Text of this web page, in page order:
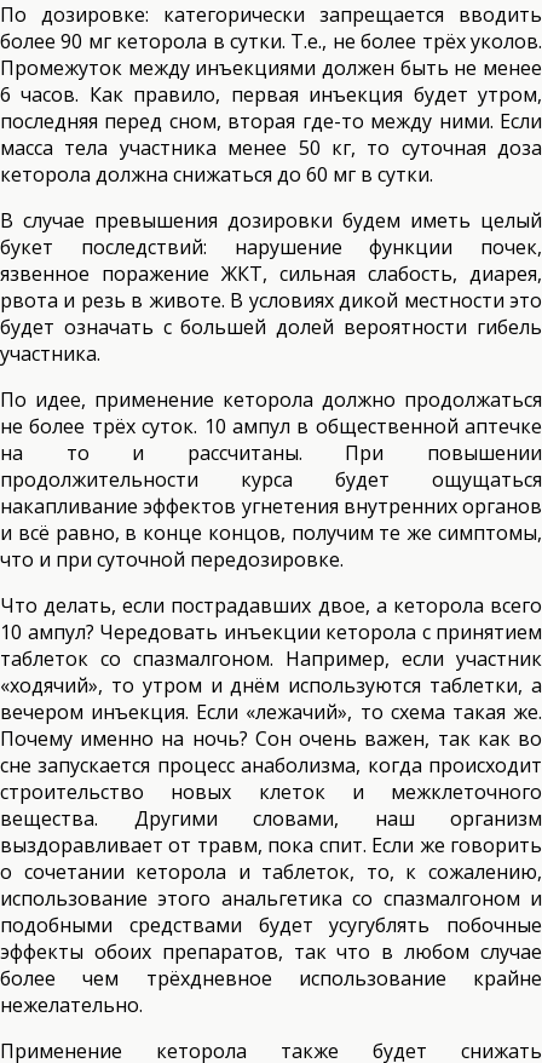
По дозировке: категорически запрещается вводить
более 90 мг кеторола в сутки. Т.е., не более трёх уколов.
Промежуток между инъекциями должен быть не менее
6 часов. Как правило, первая инъекция будет утром,
последняя перед сном, вторая где-то между ними. Если
масса тела участника менее 50 кг, то суточная доза
кеторола должна снижаться до 60 мг в сутки.
В случае превышения дозировки будем иметь целый
букет последствий: нарушение функции почек,
язвенное поражение ЖКТ, сильная слабость, диарея,
рвота и резь в животе. В условиях дикой местности это
будет означать с большей долей вероятности гибель
участника.
По идее, применение кеторола должно продолжаться
не более трёх суток. 10 ампул в общественной аптечке
на то и рассчитаны. При повышении
продолжительности курса будет ощущаться
накапливание эффектов угнетения внутренних органов
и всё равно, в конце концов, получим те же симптомы,
что и при суточной передозировке.
Что делать, если пострадавших двое, а кеторола всего
10 ампул? Чередовать инъекции кеторола с принятием
таблеток со спазмалгоном. Например, если участник
«ходячий», то утром и днём используются таблетки, а
вечером инъекция. Если «лежачий», то схема такая же.
Почему именно на ночь? Сон очень важен, так как во
сне запускается процесс анаболизма, когда происходит
строительство новых клеток и межклеточного
вещества. Другими словами, наш организм
выздоравливает от травм, пока спит. Если же говорить
о сочетании кеторола и таблеток, то, к сожалению,
использование этого анальгетика со спазмалгоном и
подобными средствами будет усугублять побочные
эффекты обоих препаратов, так что в любом случае
более чем трёхдневное использование крайне
нежелательно.
Применение кеторола также будет снижать